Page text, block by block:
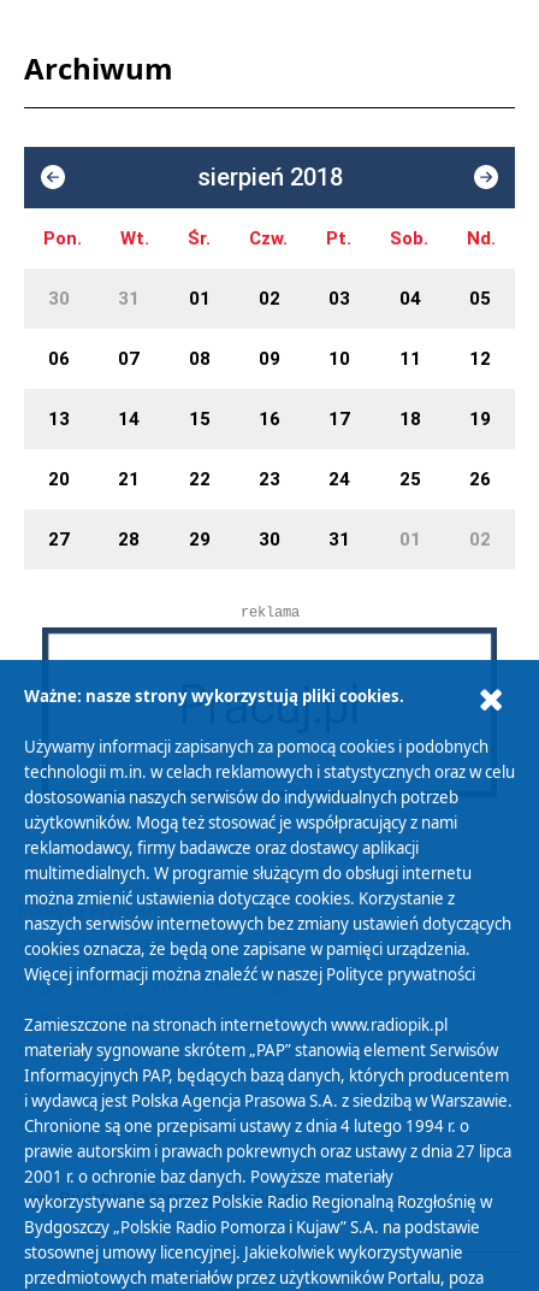
Archiwum
sierpień 2018
Pon. Wt. Śr. Czw. Pt. Sob. Nd.
30 31 01 02 03 04 05
06 07 08 09 10 11 12
13 14 15 16 17 18 19
20 21 22 23 24 25 26
27 28 29 30 31 01 02
reklama
Polityka Prywatności
Zasady korzystania z Serwisu
Organizacje Pożytku Publicznego
Cyfryzacja DAB+
Polityka ochrony danych osobowych
Abonament
Zamówienia publiczne
Biuletyn Informacji Publicznej
Ważne: nasze strony wykorzystują pliki cookies.
Używamy informacji zapisanych za pomocą cookies i podobnych
technologii m.in. w celach reklamowych i statystycznych oraz w celu
dostosowania naszych serwisów do indywidualnych potrzeb
użytkowników. Mogą też stosować je współpracujący z nami
reklamodawcy, firmy badawcze oraz dostawcy aplikacji
multimedialnych. W programie służącym do obsługi internetu
można zmienić ustawienia dotyczące cookies. Korzystanie z
naszych serwisów internetowych bez zmiany ustawień dotyczących
cookies oznacza, że będą one zapisane w pamięci urządzenia.
Więcej informacji można znaleźć w naszej Polityce prywatności
Zamieszczone na stronach internetowych www.radiopik.pl
materiały sygnowane skrótem „PAP” stanowią element Serwisów
Informacyjnych PAP, będących bazą danych, których producentem
i wydawcą jest Polska Agencja Prasowa S.A. z siedzibą w Warszawie.
Chronione są one przepisami ustawy z dnia 4 lutego 1994 r. o
prawie autorskim i prawach pokrewnych oraz ustawy z dnia 27 lipca
2001 r. o ochronie baz danych. Powyższe materiały
wykorzystywane są przez Polskie Radio Regionalną Rozgłośnię w
Bydgoszczy „Polskie Radio Pomorza i Kujaw” S.A. na podstawie
stosownej umowy licencyjnej. Jakiekolwiek wykorzystywanie
przedmiotowych materiałów przez użytkowników Portalu, poza